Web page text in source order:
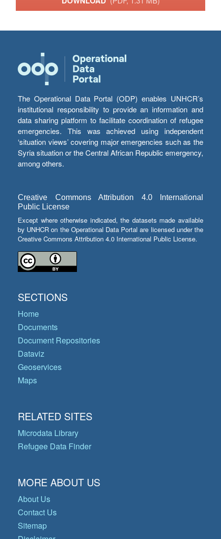
The Operational Data Portal (ODP) enables UNHCR’s
institutional responsibility to provide an information and
data sharing platform to facilitate coordination of refugee
emergencies. This was achieved using independent
‘situation views’ covering major emergencies such as the
Syria situation or the Central African Republic emergency,
among others.
Creative Commons Attribution 4.0 International
Public License
Except where otherwise indicated, the datasets made available
by UNHCR on the Operational Data Portal are licensed under the
Creative Commons Attribution 4.0 International Public License.
SECTIONS
Home
Documents
Document Repositories
Dataviz
Geoservices
Maps
RELATED SITES
Microdata Library
Refugee Data Finder
MORE ABOUT US
About Us
Contact Us
Sitemap